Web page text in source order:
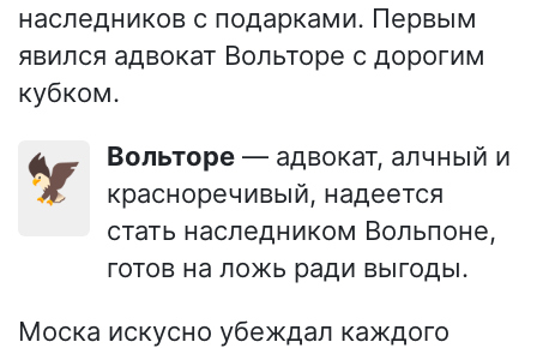
наследников с подарками. Первым
явился адвокат Вольторе с дорогим
кубком.
🦅 Вольторе — адвокат, алчный и
красноречивый, надеется
стать наследником Вольпоне,
готов на ложь ради выгоды.
Моска искусно убеждал каждого